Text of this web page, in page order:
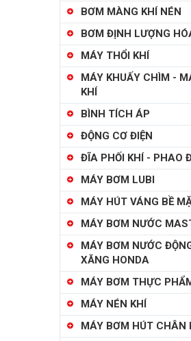
BƠM MÀNG KHÍ NÉN
BƠM ĐỊNH LƯỢNG
MÁY THỔI KHÍ
MÁY KHUẤY CHÌM -
KHÍ
BÌNH TÍCH ÁP
ĐỘNG CƠ ĐIỆN
ĐĨA PHỐI KHÍ - PHAO
MÁY BƠM LUBI
MÁY HÚT VÁNG BỀ
MÁY BƠM NƯỚC
MÁY BƠM NƯỚC
XĂNG HONDA
MÁY BƠM THỰC
MÁY NÉN KHÍ
MÁY BƠM HÚT CHÂN